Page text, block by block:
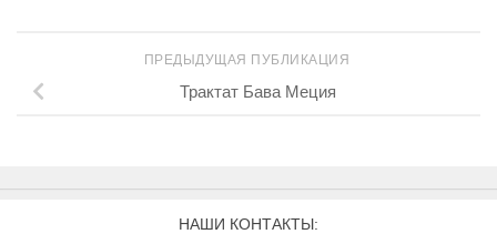
ПРЕДЫДУЩАЯ ПУБЛИКАЦИЯ
Трактат Бава Меция
НАШИ КОНТАКТЫ: